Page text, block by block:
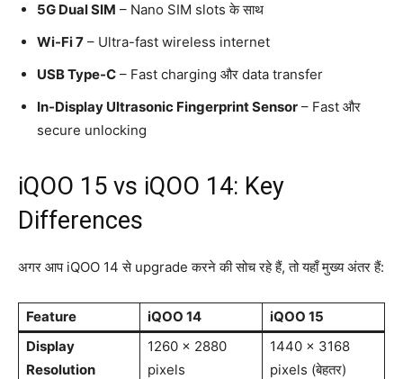
5G Dual SIM – Nano SIM slots के साथ
Wi-Fi 7 – Ultra-fast wireless internet
USB Type-C – Fast charging और data transfer
In-Display Ultrasonic Fingerprint Sensor – Fast और
secure unlocking
iQOO 15 vs iQOO 14: Key
Differences
अगर आप iQOO 14 से upgrade करने की सोच रहे हैं, तो यहाँ मुख्य अंतर हैं:
Feature iQOO 14
iQOO 15
Display
Resolution
1260 x 2880
pixels
1440 x 3168
pixels (बेहतर)